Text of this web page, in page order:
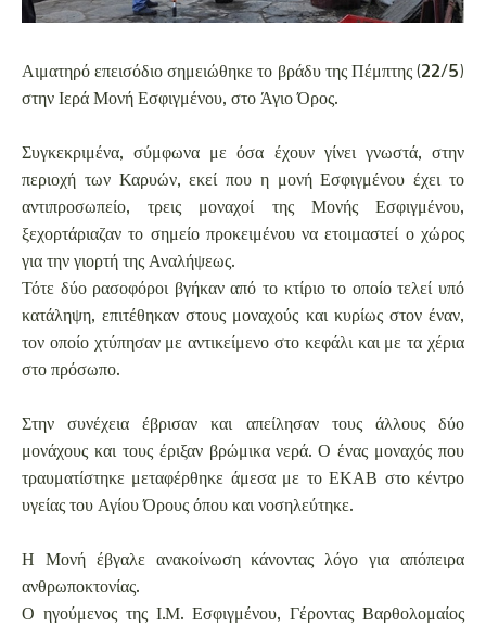
Αιματηρό επεισόδιο σημειώθηκε το βράδυ της Πέμπτης (22/5)
στην Ιερά Μονή Εσφιγμένου, στο Άγιο Όρος.
Συγκεκριμένα, σύμφωνα με όσα έχουν γίνει γνωστά, στην
περιοχή των Καρυών, εκεί που η μονή Εσφιγμένου έχει το
αντιπροσωπείο, τρεις μοναχοί της Μονής Εσφιγμένου,
ξεχορτάριαζαν το σημείο προκειμένου να ετοιμαστεί ο χώρος
για την γιορτή της Αναλήψεως.
Τότε δύο ρασοφόροι βγήκαν από το κτίριο το οποίο τελεί υπό
κατάληψη, επιτέθηκαν στους μοναχούς και κυρίως στον έναν,
τον οποίο χτύπησαν με αντικείμενο στο κεφάλι και με τα χέρια
στο πρόσωπο.
Στην συνέχεια έβρισαν και απείλησαν τους άλλους δύο
μονάχους και τους έριξαν βρώμικα νερά. Ο ένας μοναχός που
τραυματίστηκε μεταφέρθηκε άμεσα με το ΕΚΑΒ στο κέντρο
υγείας του Αγίου Όρους όπου και νοσηλεύτηκε.
Η Μονή έβγαλε ανακοίνωση κάνοντας λόγο για απόπειρα
ανθρωποκτονίας.
Ο ηγούμενος της Ι.Μ. Εσφιγμένου, Γέροντας Βαρθολομαίος